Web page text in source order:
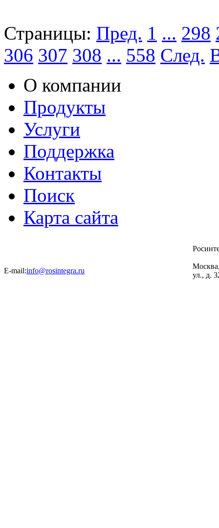
Страницы: Пред. 1 ... 298
306 307 308 ... 558 След.
О компании
Продукты
Услуги
Поддержка
Контакты
Поиск
Карта сайта
E-mail:info@rosintegra.ru
ул., д.